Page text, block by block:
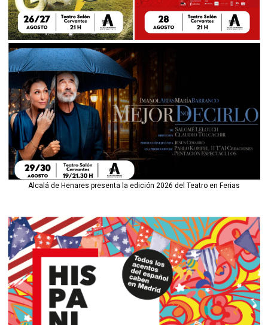
Alcalá de Henares presenta la edición 2026 del Teatro en Ferias